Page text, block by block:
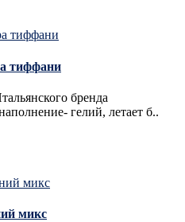
тиффани
бренда
гелий, летает б..
микс